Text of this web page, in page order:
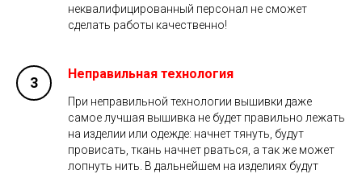
неквалифицированный персонал не сможет
сделать работы качественно!
Неправильная технология
При неправильной технологии вышивки даже
самое лучшая вышивка не будет правильно лежать
на изделии или одежде: начнет тянуть, будут
провисать, ткань начнет рваться, а так же может
лопнуть нить. В дальнейшем на изделиях будут